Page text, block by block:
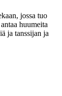
jossa tuo
huumeita
ja tanssijan ja